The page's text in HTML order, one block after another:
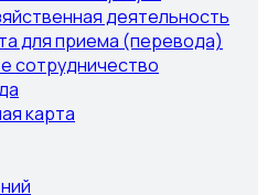
деятельность
для приема (перевода)
сотрудничество
карта